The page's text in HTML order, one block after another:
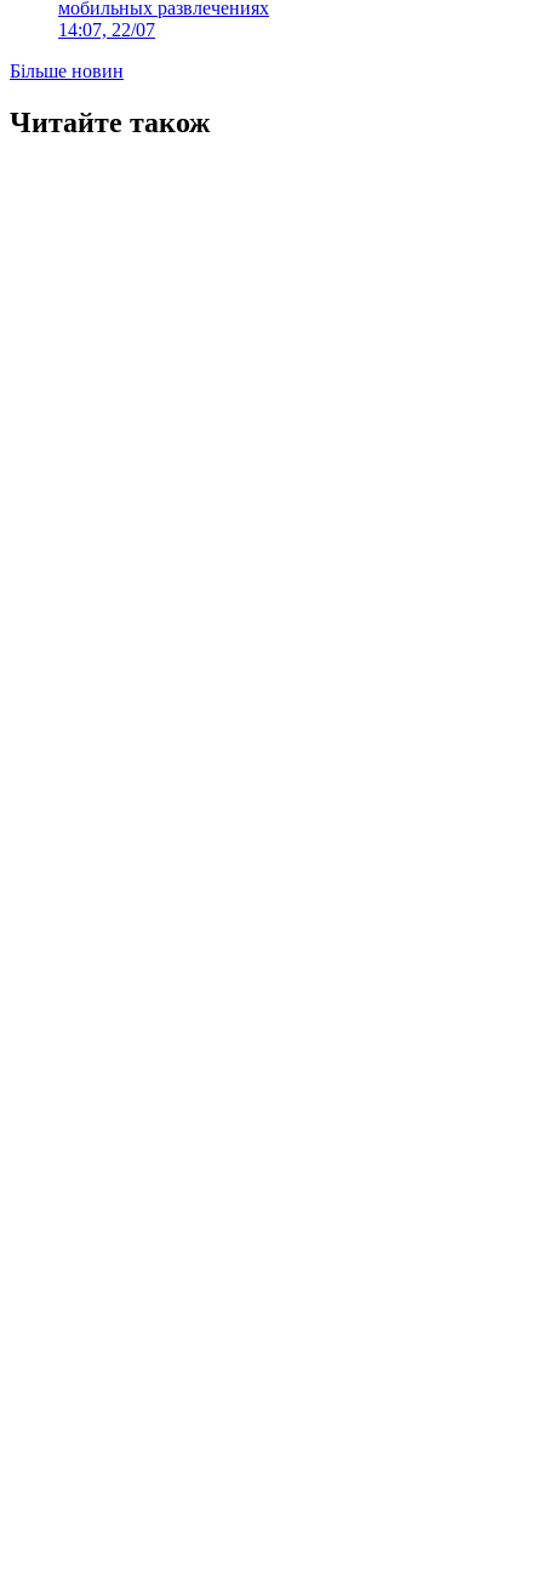
мобильных развлечениях
14:07, 22/07
Більше новин
Читайте також